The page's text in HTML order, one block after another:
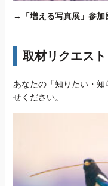
→ 「増える写真展」参
取材リクエスト
あなたの「知りたい・
せください。